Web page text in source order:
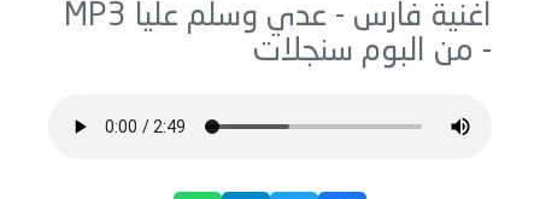
اغنية فارس - عدي وسلم عليا MP3
- من البوم سنجلات